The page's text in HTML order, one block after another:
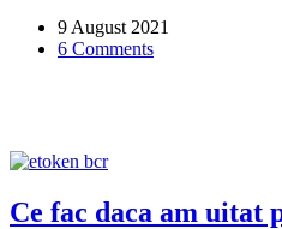
fara
sa
9 August 2021
6 Comments
Ce fac daca am uitat